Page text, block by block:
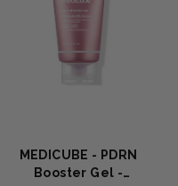
MEDICUBE - PDRN
Booster Gel -